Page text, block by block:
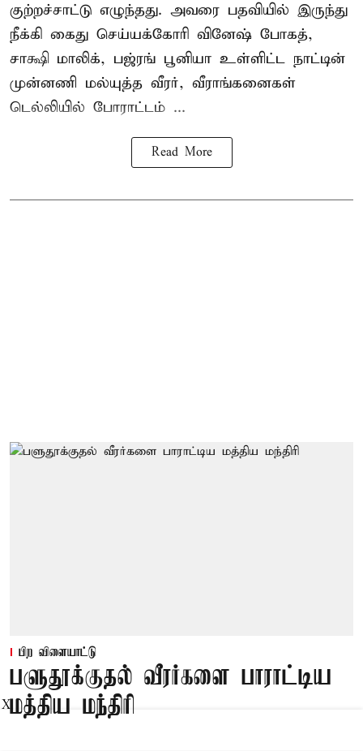
குற்றச்சாட்டு எழுந்தது. அவரை பதவியில் இருந்து
நீக்கி கைது செய்யக்கோரி வினேஷ் போகத்,
சாக்ஷி மாலிக், பஜ்ரங் பூனியா உள்ளிட்ட நாட்டின்
முன்னணி மல்யுத்த வீரர், வீராங்கனைகள்
டெல்லியில் போராட்டம் ...
Read More
பிற விளையாட்டு
பளுதூக்குதல் வீரர்களை பாராட்டிய
மத்திய மந்திரி
X